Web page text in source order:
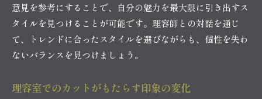
意見を参考にすることで、自分の魅力を最大限に引き出すス
タイルを見つけることが可能です。理容師との対話を通じ
て、トレンドに合ったスタイルを選びながらも、個性を失わ
ないバランスを見つけましょう。
理容室でのカットがもたらす印象の変化